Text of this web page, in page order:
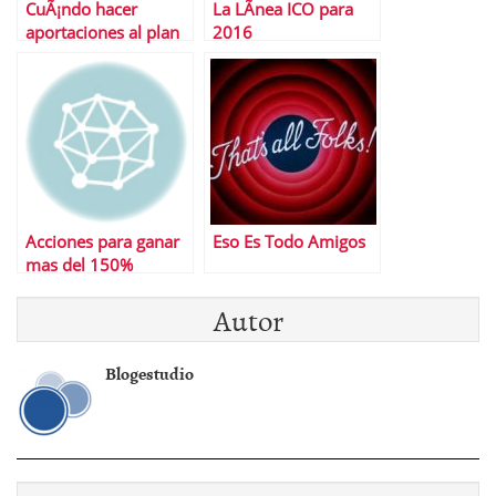
CuÃ¡ndo hacer
aportaciones al plan
La LÃ­nea ICO para
2016
Acciones para ganar
mas del 150%
Eso Es Todo Amigos
Autor
Blogestudio